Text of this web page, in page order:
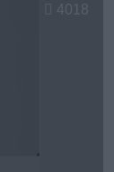
4018